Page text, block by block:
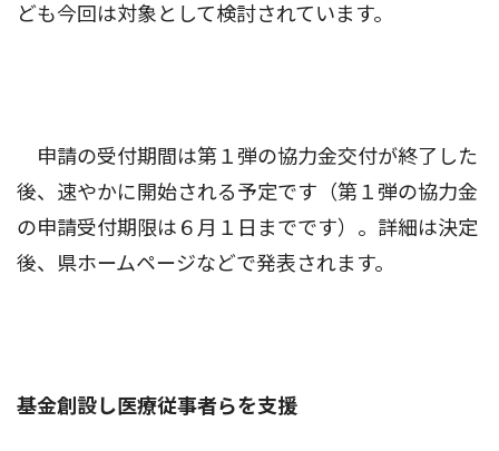
ども今回は対象として検討されています。
申請の受付期間は第１弾の協力金交付が終了した
後、速やかに開始される予定です（第１弾の協力金
の申請受付期限は６月１日までです）。詳細は決定
後、県ホームページなどで発表されます。
基金創設し医療従事者らを支援